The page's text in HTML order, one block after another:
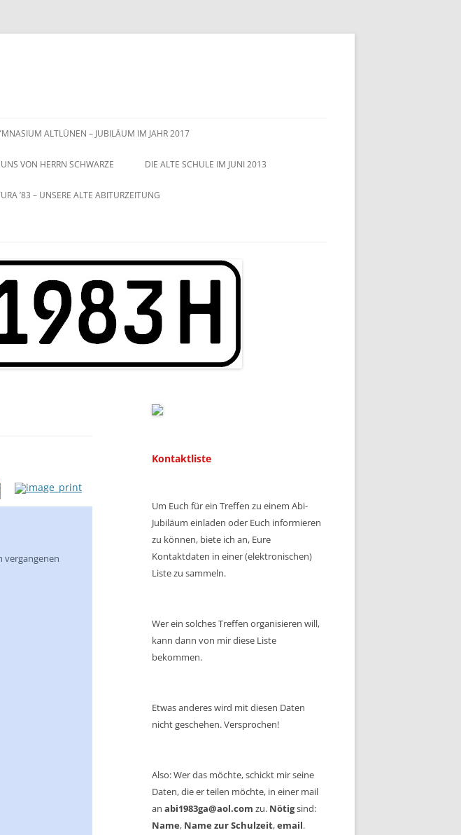
ALTLÜNEN – JUBILÄUM IM JAHR 2017
VON HERRN SCHWARZE DIE ALTE SCHULE IM JUNI 2013
’83 – UNSERE ALTE ABITURZEITUNG
vergangenen
Kontaktliste
Um Euch für ein Treffen zu einem Abi-
Jubiläum einladen oder Euch informieren
zu können, biete ich an, Eure
Kontaktdaten in einer (elektronischen)
Liste zu sammeln.
Wer ein solches Treffen organisieren will,
kann dann von mir diese Liste
bekommen.
Etwas anderes wird mit diesen Daten
nicht geschehen. Versprochen!
Also: Wer das möchte, schickt mir seine
Daten, die er teilen möchte, in einer mail
an abi1983ga@aol.com zu. Nötigsind:
Name, Name zur Schulzeit,email.